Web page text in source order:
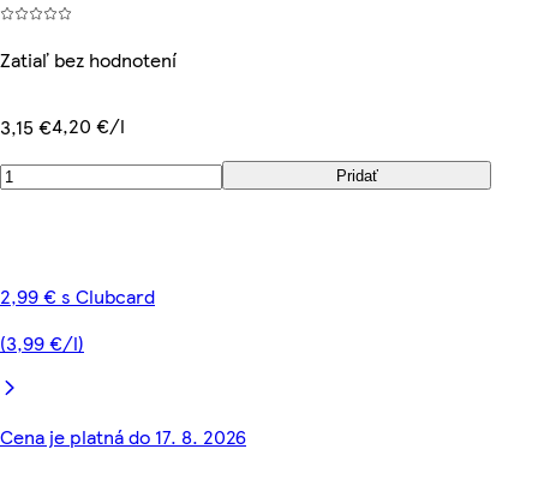
Zatiaľ bez hodnotení
3,15 €4,20 €/l
Pridať
2,99 € s Clubcard
(3,99 €/l)
Cena je platná do 17. 8. 2026